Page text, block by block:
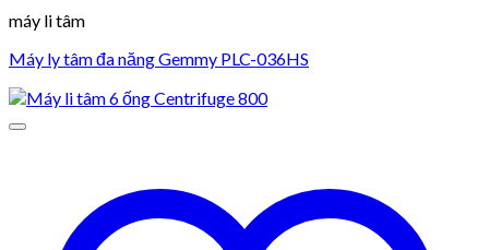
máy li tâm
Máy ly tâm đa năng Gemmy PLC-036HS